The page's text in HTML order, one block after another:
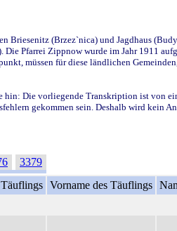
(Brzez`nica) und Jagdhaus
Pfarrei Zippnow wurde im Jahr 1911
müssen für diese ländlichen
hin: Die vorliegende Transkription ist von
gekommen sein. Deshalb wird kein
3379
Vorname des Täuflings